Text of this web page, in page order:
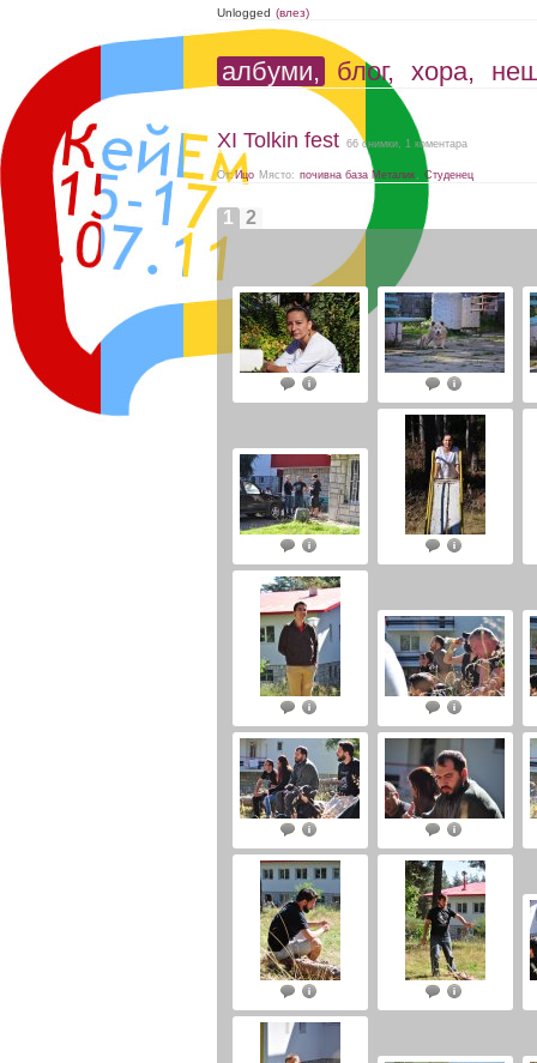
Unlogged (влез)
албуми, блог, хора,
XI Tolkin fest 66 снимки, 1 коментара
От:Ицо Място: почивна база Металик , Студенец
1 2